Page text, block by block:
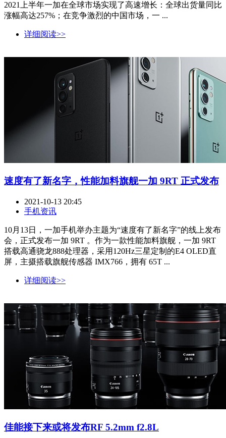
2021上半年一加在全球市场实现了高速增长：全球出货量同比
涨幅高达257%；在竞争激烈的中国市场，一 ...
详细阅读>>
速度有了新名字，性能加料旗舰一加 9RT 正式发布
2021-10-13 20:45
手机资讯
10月13日，一加手机举办主题为“速度有了新名字”的线上发布
会，正式发布一加 9RT 。作为一款性能加料旗舰，一加 9RT
搭载高通骁龙888处理器，采用120Hz三星定制的E4 OLED直
屏，主摄搭载旗舰传感器 IMX766，拥有 65T ...
详细阅读>>
佳能接下来或将发布RF 5.2mm f2.8L